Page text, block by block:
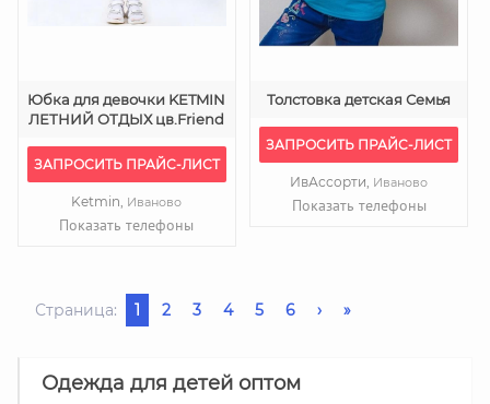
Юбка для девочки KETMIN
ЛЕТНИЙ ОТДЫХ цв.Friend
ЗАПРОСИТЬ ПРАЙС-ЛИСТ
Ketmin, Иваново
Показать телефоны
Толстовка детская Семья
ЗАПРОСИТЬ ПРАЙС-ЛИСТ
ИвАссорти, Иваново
Показать телефоны
Страница: 1 2 3 4 5 6 › »
Одежда для детей оптом